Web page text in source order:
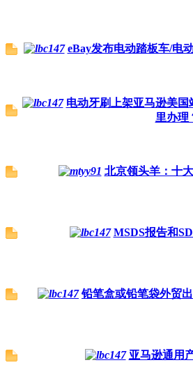
eBay发布电动踏板车/电
电动牙刷上架亚马逊美
里办理
北京领头羊：十
MSDS报告和
铅笔盒或铅笔袋外贸
亚马逊通用